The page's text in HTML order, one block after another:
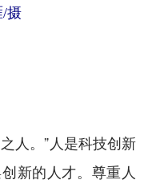
/摄
人。”人是科技创新
新的人才。尊重人